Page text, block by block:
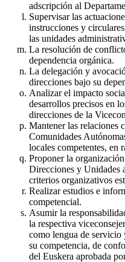
adscripción al
Supervisar las
instrucciones y
las unidades
La resolución de
dependencia orgánica.
La delegación y
direcciones bajo su
Analizar el impacto
desarrollos precisos en
direcciones de la
Mantener las relaciones
Comunidades
locales competentes, en
Proponer la
Direcciones y Unidades
criterios organizativos
Realizar estudios e
competencial.
Asumir la
la respectiva
como lengua de servicio
su competencia, de
del Euskera aprobada